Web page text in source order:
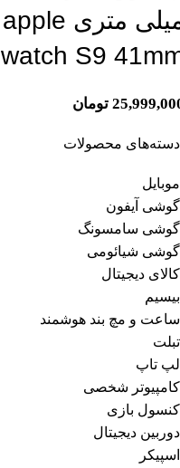
دسته‌های محصولات
موبایل
گوشی آیفون
گوشی سامسونگ
گوشی شیائومی
کالای دیجیتال
بیسیم
ساعت و مچ بند هوشمند
تبلت
لپ تاپ
کامپیوتر شخصی
کنسول بازی
دوربین دیجیتال
اسپیکر
میلی متری apple
watch S9
تومان